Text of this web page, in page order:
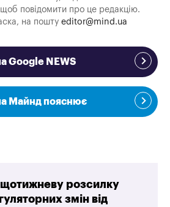
повідомити про це редакцію.
на пошту editor@mind.ua
Google NEWS
Майнд пояснює
щотижневу розсилку
змін від